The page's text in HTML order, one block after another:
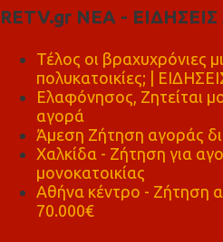
RETV.gr ΝΕΑ -
Τέλος οι βραχυχρόνιες
πολυκατοικίες; |
Ελαφόνησος, Ζητείται
αγορά
Άμεση Ζήτηση αγοράς
Χαλκίδα - Ζήτηση για
μονοκατοικίας
Αθήνα κέντρο - Ζήτηση
70.000€